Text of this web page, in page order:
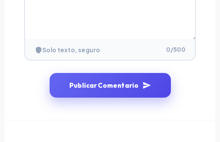
Solo texto, seguro 0/500
Publicar Comentario